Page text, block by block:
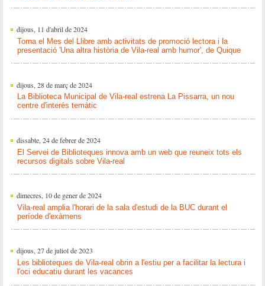
dijous, 11 d'abril de 2024
Torna el Mes del Llibre amb activitats de promoció lectora i la
presentació 'Una altra història de Vila-real amb humor', de Quique
dijous, 28 de març de 2024
La Biblioteca Municipal de Vila-real estrena La Pissarra, un nou
centre d'interés temàtic
dissabte, 24 de febrer de 2024
El Servei de Biblioteques innova amb un web que reuneix tots els
recursos digitals sobre Vila-real
dimecres, 10 de gener de 2024
Vila-real amplia l'horari de la sala d'estudi de la BUC durant el
període d'exàmens
dijous, 27 de juliol de 2023
Les biblioteques de Vila-real obrin a l'estiu per a facilitar la lectura i
l'oci educatiu durant les vacances